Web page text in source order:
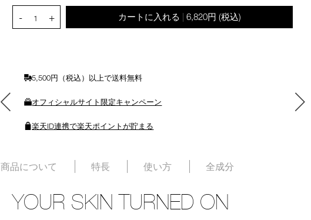
entered.
を
カ
ー
- 1 + カートに入れる 6,820円 (税込)
5,500円（税込）以上で送料無料
オフィシャルサイト限定キャンペーン
楽天ID連携で楽天ポイントが貯まる
商品について 特長 使い方 全成分
YOUR SKIN TURNED ON